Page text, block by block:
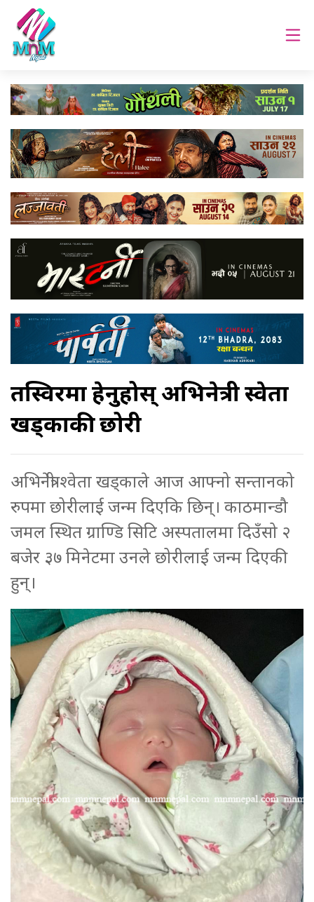
तस्विरमा हेर्नुहोस् अभिनेत्री स्वेता
खड्काकी छोरी
अभिनेत्री श्वेता खड्काले आज आफ्नो सन्तानको
रुपमा छोरीलाई जन्म दिएकि छिन्। काठमान्डौ
जमल स्थित ग्राण्डि सिटि अस्पतालमा दिउँसो २
बजेर ३७ मिनेटमा उनले छोरीलाई जन्म दिएकी
हुन्।